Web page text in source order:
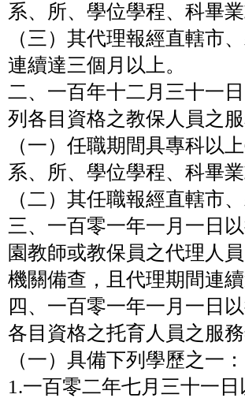
系、所、學位學程、科畢
（三）其代理報經直轄市
連續達三個月以上。
二、一百年十二月三十一
列各目資格之教保人員之服
（一）任職期間具專科以
系、所、學位學程、科畢
（二）其任職報經直轄市
三、一百零一年一月一日
園教師或教保員之代理人
機關備查，且代理期間連
四、一百零一年一月一日
各目資格之托育人員之服務
（一）具備下列學歷之一：
1.一百零二年七月三十一